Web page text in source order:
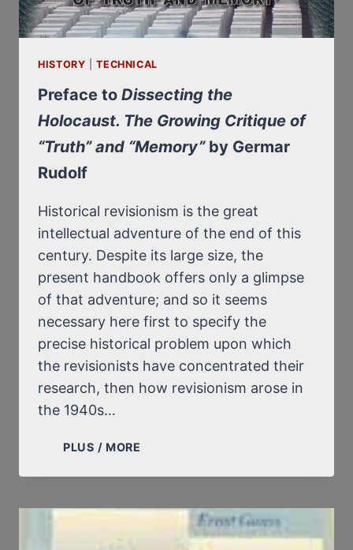
HISTORY |TECHNICAL
Preface to Dissecting the
Holocaust. The Growing Critique of
“Truth” and “Memory”by Germar
Rudolf
Historical revisionism is the great
intellectual adventure of the end of this
century. Despite its large size, the
present handbook offers only a glimpse
of that adventure; and so it seems
necessary here first to specify the
precise historical problem upon which
the revisionists have concentrated their
research, then how revisionism arose in
the 1940s…
PLUS / MORE
DISSECTING
HOLOCAUST.